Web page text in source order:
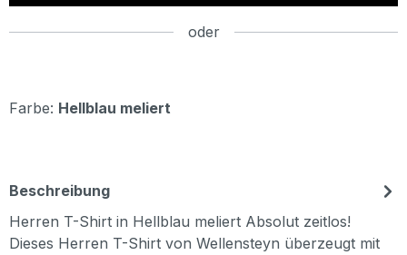
oder
Farbe: Hellblau meliert
Beschreibung
Herren T-Shirt in Hellblau meliert Absolut zeitlos!
Dieses Herren T-Shirt von Wellensteyn überzeugt mit